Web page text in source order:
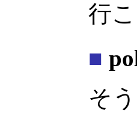
行こ
■
そ